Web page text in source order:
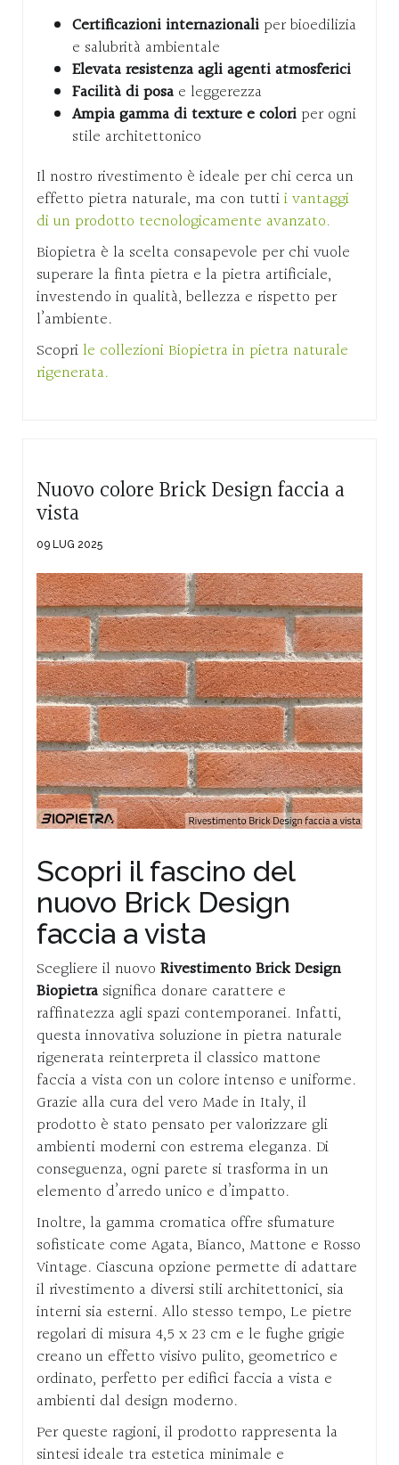
Certificazioni internazionali per bioedilizia
e salubrità ambientale
Elevata resistenza agli agenti atmosferici
Facilità di posa e leggerezza
Ampia gamma di texture e colori per ogni
stile architettonico
Il nostro rivestimento è ideale per chi cerca un
effetto pietra naturale, ma con tuttii vantaggi
di un prodotto tecnologicamente avanzato.
Biopietra è la scelta consapevole per chi vuole
superare la finta pietra e la pietra artificiale,
investendo in qualità, bellezza e rispetto per
l’ambiente.
Scopri le collezioni Biopietra in pietra naturale
rigenerata.
Nuovo colore Brick Design faccia a
vista
09 LUG 2025
Scopri il fascino del
nuovo Brick Design
faccia a vista
Scegliere il nuovo Rivestimento Brick Design
Biopietra significa donare carattere e
raffinatezza agli spazi contemporanei. Infatti,
questa innovativa soluzione in pietra naturale
rigenerata reinterpreta il classico mattone
faccia a vista con un colore intenso e uniforme.
Grazie alla cura del vero Made in Italy, il
prodotto è stato pensato per valorizzare gli
ambienti moderni con estrema eleganza. Di
conseguenza, ogni parete si trasforma in un
elemento d’arredo unico e d’impatto.
Inoltre, la gamma cromatica offre sfumature
sofisticate come Agata, Bianco, Mattone e Rosso
Vintage. Ciascuna opzione permette di adattare
il rivestimento a diversi stili architettonici, sia
interni sia esterni. Allo stesso tempo, Le pietre
regolari di misura 4,5 x 23 cm e le fughe grigie
creano un effetto visivo pulito, geometrico e
ordinato, perfetto per edifici faccia a vista e
ambienti dal design moderno.
Per queste ragioni, il prodotto rappresenta la
sintesi ideale tra estetica minimale e